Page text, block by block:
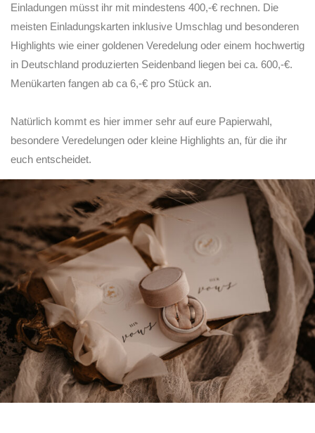
Einladungen müsst ihr mit mindestens 400,-€ rechnen. Die
meisten Einladungskarten inklusive Umschlag und besonderen
Highlights wie einer goldenen Veredelung oder einem hochwertig
in Deutschland produzierten Seidenband liegen bei ca. 600,-€.
Menükarten fangen ab ca 6,-€ pro Stück an.
Natürlich kommt es hier immer sehr auf eure Papierwahl,
besondere Veredelungen oder kleine Highlights an, für die ihr
euch entscheidet.